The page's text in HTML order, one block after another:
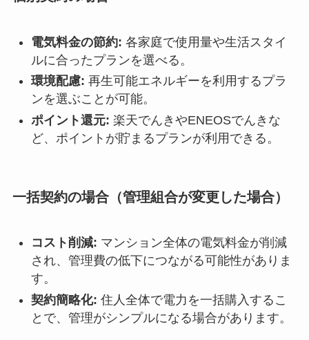
電気料金の節約: 各家庭で使用量や生活スタイ
ルに合ったプランを選べる。
環境配慮: 再生可能エネルギーを利用するプラ
ンを選ぶことが可能。
ポイント還元: 楽天でんきやENEOSでんきな
ど、ポイントが貯まるプランが利用できる。
一括契約の場合（管理組合が変更した場合）
コスト削減: マンション全体の電気料金が削減
され、管理費の低下につながる可能性がありま
す。
契約簡略化: 住人全体で電力を一括購入するこ
とで、管理がシンプルになる場合があります。